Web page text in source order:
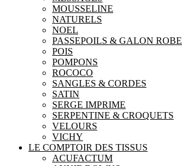
MOUSSELINE
NATURELS
NOEL
PASSEPOILS & GALON ROBE
POIS
POMPONS
ROCOCO
SANGLES & CORDES
SATIN
SERGE IMPRIME
SERPENTINE & CROQUETS
VELOURS
VICHY
LE COMPTOIR DES TISSUS
ACUFACTUM